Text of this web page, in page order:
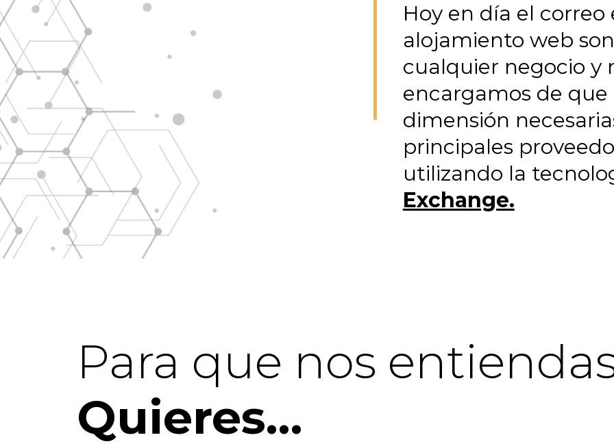
Hoy en día el
alojamiento web
cualquier negocio y
encargamos de
dimensión
principales
utilizando la
Exchange.
Para que nos
Quieres…